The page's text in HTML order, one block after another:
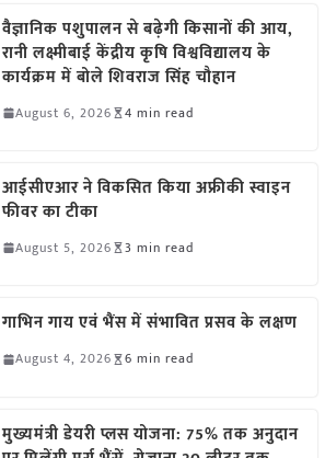
वैज्ञानिक पशुपालन से बढ़ेगी किसानों की आय,
रानी लक्ष्मीबाई केंद्रीय कृषि विश्वविद्यालय के
कार्यक्रम में बोले शिवराज सिंह चौहान
August 6, 2026 4 min read
आईसीएआर ने विकसित किया अफ्रीकी स्वाइन
फीवर का टीका
August 5, 2026 3 min read
गाभिन गाय एवं भैंस में संभावित प्रसव के लक्षण
August 4, 2026 6 min read
मुख्यमंत्री डेयरी प्लस योजना: 75% तक अनुदान